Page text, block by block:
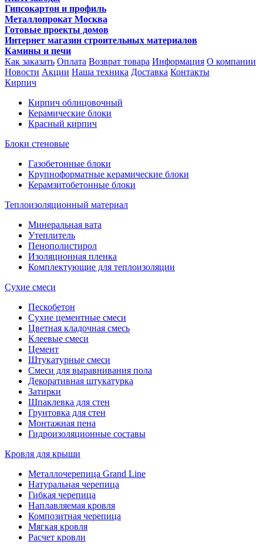
Гипсокартон и профиль
Металлопрокат Москва
Готовые проекты домов
Интернет магазин строительных материалов
Камины и печи
Как заказать Оплата Возврат товара Информация О компании
Новости Акции Наша техника Доставка Контакты
Кирпич
Кирпич облицовочный
Керамические блоки
Красный кирпич
Блоки стеновые
Газобетонные блоки
Крупноформатные керамические блоки
Керамзитобетонные блоки
Теплоизоляционный материал
Минеральная вата
Утеплитель
Пенополистирол
Изоляционная пленка
Комплектующие для теплоизоляции
Сухие смеси
Пескобетон
Сухие цементные смеси
Цветная кладочная смесь
Клеевые смеси
Цемент
Штукатурные смеси
Смеси для выравнивания пола
Декоративная штукатурка
Затирки
Шпаклевка для стен
Грунтовка для стен
Монтажная пена
Гидроизоляционные составы
Кровля для крыши
Металлочерепица Grand Line
Натуральная черепица
Гибкая черепица
Наплавляемая кровля
Композитная черепица
Мягкая кровля
Расчет кровли